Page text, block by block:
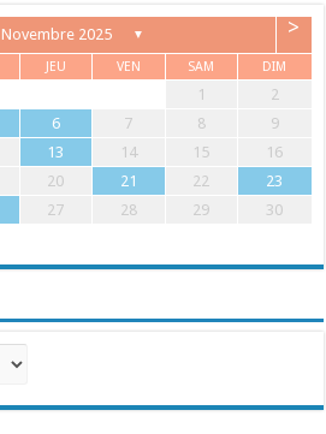
Novembre 2025 ▼ >
JEU VEN SAM DIM
1
2
6 7 8
9
13 14 15
16
20 21 22
23
27 28 29 30